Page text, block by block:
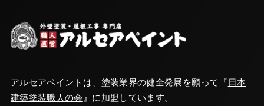
アルセアペイントは、塗装業界の健全発展を願って『 日本
建築塗装職人の会 』に加盟しています。